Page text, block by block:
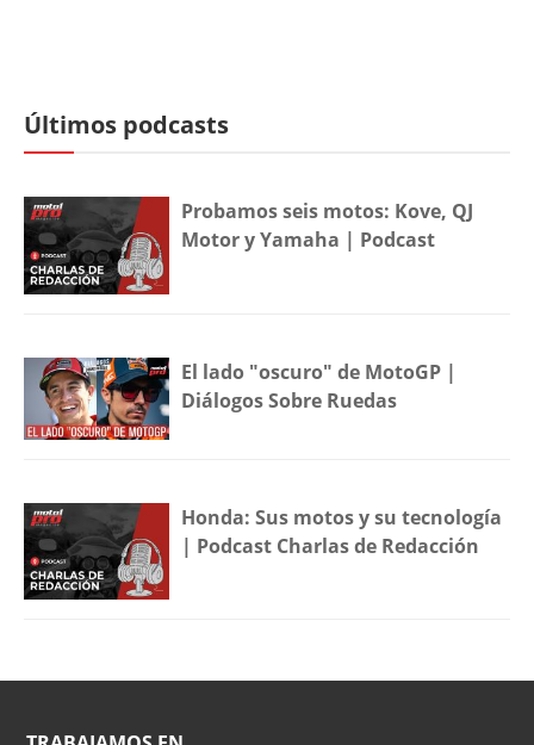
Últimos podcasts
Probamos seis motos: Kove, QJ
Motor y Yamaha | Podcast
El lado "oscuro" de MotoGP |
Diálogos Sobre Ruedas
Honda: Sus motos y su tecnología
| Podcast Charlas de Redacción